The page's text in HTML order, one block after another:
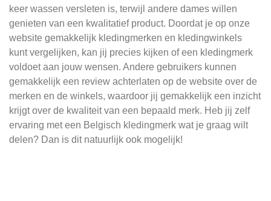
keer wassen versleten is, terwijl andere dames willen
genieten van een kwalitatief product. Doordat je op onze
website gemakkelijk kledingmerken en kledingwinkels
kunt vergelijken, kan jij precies kijken of een kledingmerk
voldoet aan jouw wensen. Andere gebruikers kunnen
gemakkelijk een review achterlaten op de website over de
merken en de winkels, waardoor jij gemakkelijk een inzicht
krijgt over de kwaliteit van een bepaald merk. Heb jij zelf
ervaring met een Belgisch kledingmerk wat je graag wilt
delen? Dan is dit natuurlijk ook mogelijk!